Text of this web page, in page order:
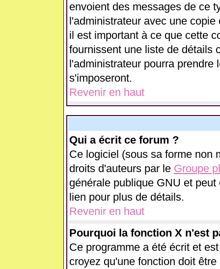
envoient des messages de ce
l'administrateur avec une
il est important à ce que cette
fournissent une liste de détails
l'administrateur pourra prendre
s'imposeront.
Revenir en haut
Qui a écrit ce forum ?
Ce logiciel (sous sa forme non
droits d'auteurs par le Groupe
générale publique GNU et
lien pour plus de détails.
Revenir en haut
Pourquoi la fonction X n'est
Ce programme a été écrit et
croyez qu'une fonction doit